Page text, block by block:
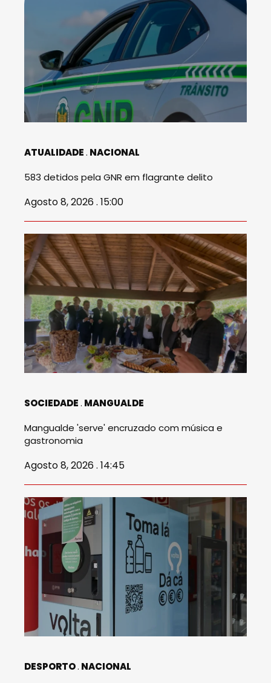
ATUALIDADE NACIONAL
583 detidos pela GNR em flagrante delito
Agosto 8, 2026 . 15:00
SOCIEDADE MANGUALDE
Mangualde 'serve' encruzado com música e
gastronomia
Agosto 8, 2026 . 14:45
DESPORTO NACIONAL